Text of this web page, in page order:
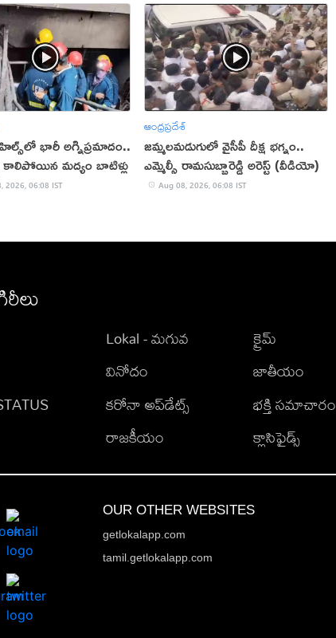
భారీ అగ్నిప్రమాదం..
మద్యం బాటిళ్లు
2026, 06:08 IST
ఆంధ్రప్రదేశ్
జమ్మలమడుగులో వైసీపీ దీక్ష భగ్నం..
ఎమ్మెల్సీ రామసుబ్బారెడ్డి అరెస్ట్ (వీడియో)
Aug 08, 2026, 06:08 IST
Lokal - మగువ
వినోదం
కరోనా అప్‌డేట్స్
రాజకీయం
క్రైమ్
జాతీయం
భక్తి సమాచారం
క్లాసిఫైడ్స్
OUR OTHER WEBSITES
getlokalapp.com
tamil.getlokalapp.com